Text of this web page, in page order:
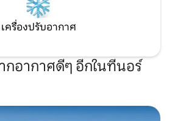
เครื่องปรับอากาศ
อากาศดีๆ อีกในทีนอร์